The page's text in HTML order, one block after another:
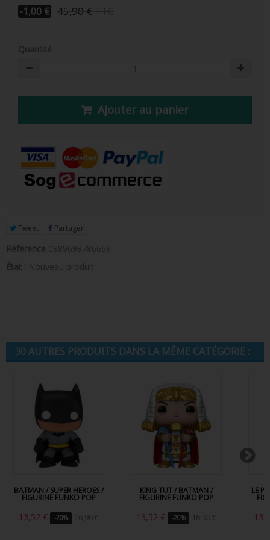
FIGURINE POP AD ICONS
FUNKO VINYL SODA
FUNKO POP PIN
LOUNGEFLY
-1,00 € 45,90 €
Ajouter au panier
Tweet Partager
Référence 0889698786669
État : Nouveau produit
30 AUTRES PRODUITS DANS LA MÊME CATÉGORIE :
BATMAN / SUPER HEROES /
FIGURINE FUNKO POP
13,52 € -20% 16,90 €
KING TUT / BATMAN /
FIGURINE FUNKO POP
13,52 € -20% 16,90 €
LE